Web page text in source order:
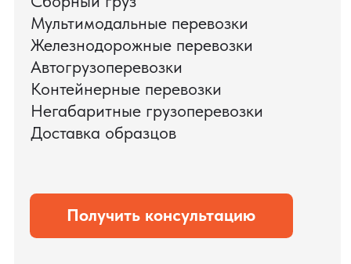
ДО ОПЛАТЫ